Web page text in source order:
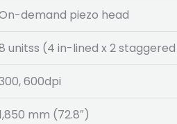
demand piezo head
unitss (4 in-lined x 2
600dpi
mm (72.8″)